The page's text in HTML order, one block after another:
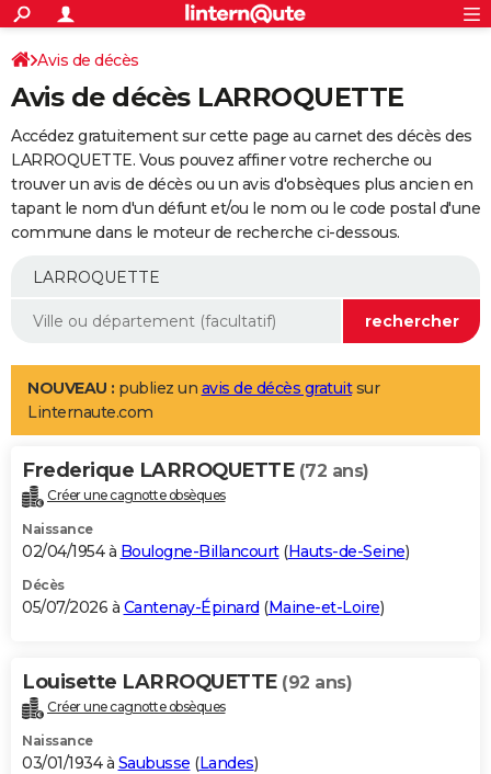
ACTUALITÉS
Politique
Société
Faits Divers
Education
Monde
Villes
+
SPORT
Coupe du monde 2026
Football
Tennis
Cyclisme
Rugby
Forum
Programme TV
TNTStreaming
Cinéma
Sorties cinéma
Musique
+
FINANCE
Retraite
Epargne
Immobilier
Risques naturels par ville
Assurance
AUTO
Essais
Réserver un essai
Citadines
Berlines
SUV
Forum auto
+
Mobiles
Meilleur smartphone
Internet
Ordinateurs
Jeux vidéo
Guide high-tech
Aménagement intérieur
LIFESTYLE
Art de vivre
Bien-être
Loisirs
Mode
Modes de vie
Alimentation
Guide de la santé
Maladies
Médicaments
Sommeil
VOYAGE
Destinations
City break
Voyage nature
Voyage de noces
Forum
Climat
+PHOTO
GUIDES D'ACHAT
BONS PLANS
Carte de Noël
Carte Bonne année
Carte Saint-Valentin
Carte Pâques
Carte d'anniversaire
DICTIONNAIRE
Dictionnaire
Biographies
Citations
Expressions
Proverbes
PROGRAMME TV
Avis de décès
Avis de décès LARROQUETTE
Accédez gratuitement sur cette page au carnet des décès des
LARROQUETTE. Vous pouvez affiner votre recherche ou
trouver un avis de décès ou un avis d'obsèques plus ancien en
tapant le nom d'un défunt et/ou le nom ou le code postal d'une
commune dans le moteur de recherche ci-dessous.
NOUVEAU : publiez un avis de décès gratuitsur
Linternaute.com
Frederique LARROQUETTE (72 ans)
Créer une cagnotte obsèques
Naissance
02/04/1954 à Boulogne-Billancourt(Hauts-de-Seine)
Décès
05/07/2026 à Cantenay-Épinard (Maine-et-Loire)
Louisette LARROQUETTE (92 ans)
Créer une cagnotte obsèques
Naissance
03/01/1934 à Saubusse (Landes)